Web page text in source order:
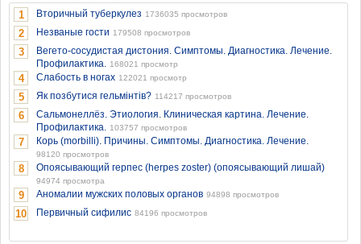
1 Вторичный туберкулез 1736035 просмотров
2 Незваные гости 179508 просмотров
3
Вегето-сосудистая дистония. Симптомы. Диагностика. Лечение.
Профилактика. 168021 просмотр
4 Слабость в ногах 122021 просмотр
5 Як позбутися гельмінтів? 114217 просмотров
6
Сальмонеллёз. Этиология. Клиническая картина. Лечение.
Профилактика. 103757 просмотров
7 Корь (morbilli). Причины. Симптомы. Диагностика. Лечение.
98120 просмотров
8 Опоясывающий герпес (herpes zoster) (опоясывающий лишай)
94974 просмотра
9 Аномалии мужских половых органов 94898 просмотров
10 Первичный сифилис 84196 просмотров